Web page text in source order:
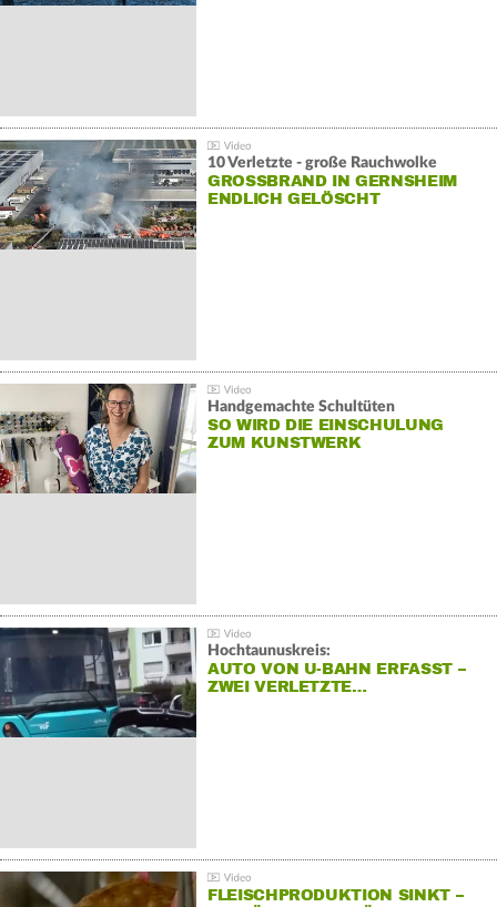
10 Verletzte - große Rauchwolke
GROSSBRAND IN GERNSHEIM E
NDLICH GELÖSCHT
Handgemachte Schultüten
SO WIRD DIE EINSCHULUNG
ZUM KUNSTWERK
Hochtaunuskreis:
AUTO VON U-BAHN ERFASST –
ZWEI VERLETZTE…
FLEISCHPRODUKTION SINKT –